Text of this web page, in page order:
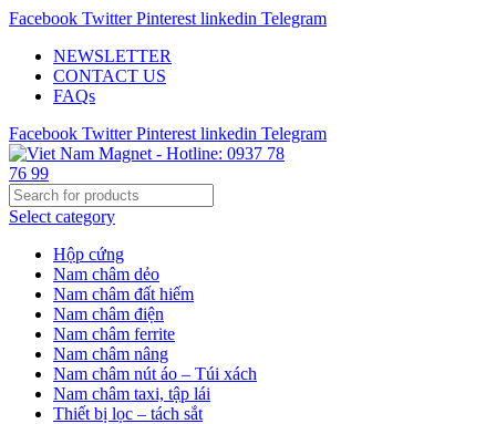
Facebook Twitter Pinterest linkedin Telegram
NEWSLETTER
CONTACT US
FAQs
Facebook Twitter Pinterest linkedin Telegram
Select category
Hộp cứng
Nam châm dẻo
Nam châm đất hiếm
Nam châm điện
Nam châm ferrite
Nam châm nâng
Nam châm nút áo – Túi xách
Nam châm taxi, tập lái
Thiết bị lọc – tách sắt